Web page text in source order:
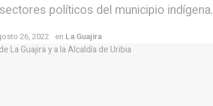
políticos del municipio indígena.
26, 2022 en La Guajira